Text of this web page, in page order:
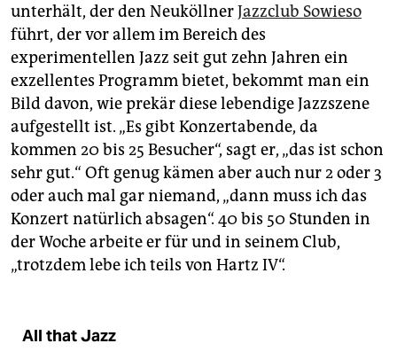
unterhält, der den NeuköllnerJazzclub Sowieso
führt, der vor allem im Bereich des
experimentellen Jazz seit gut zehn Jahren ein
exzellentes Programm bietet, bekommt man ein
Bild davon, wie prekär diese lebendige Jazzszene
aufgestellt ist. „Es gibt Konzertabende, da
kommen 20 bis 25 Besucher“, sagt er, „das ist schon
sehr gut.“ Oft genug kämen aber auch nur 2 oder 3
oder auch mal gar niemand, „dann muss ich das
Konzert natürlich absagen“. 40 bis 50 Stunden in
der Woche arbeite er für und in seinem Club,
„trotzdem lebe ich teils von Hartz IV“.
All that Jazz